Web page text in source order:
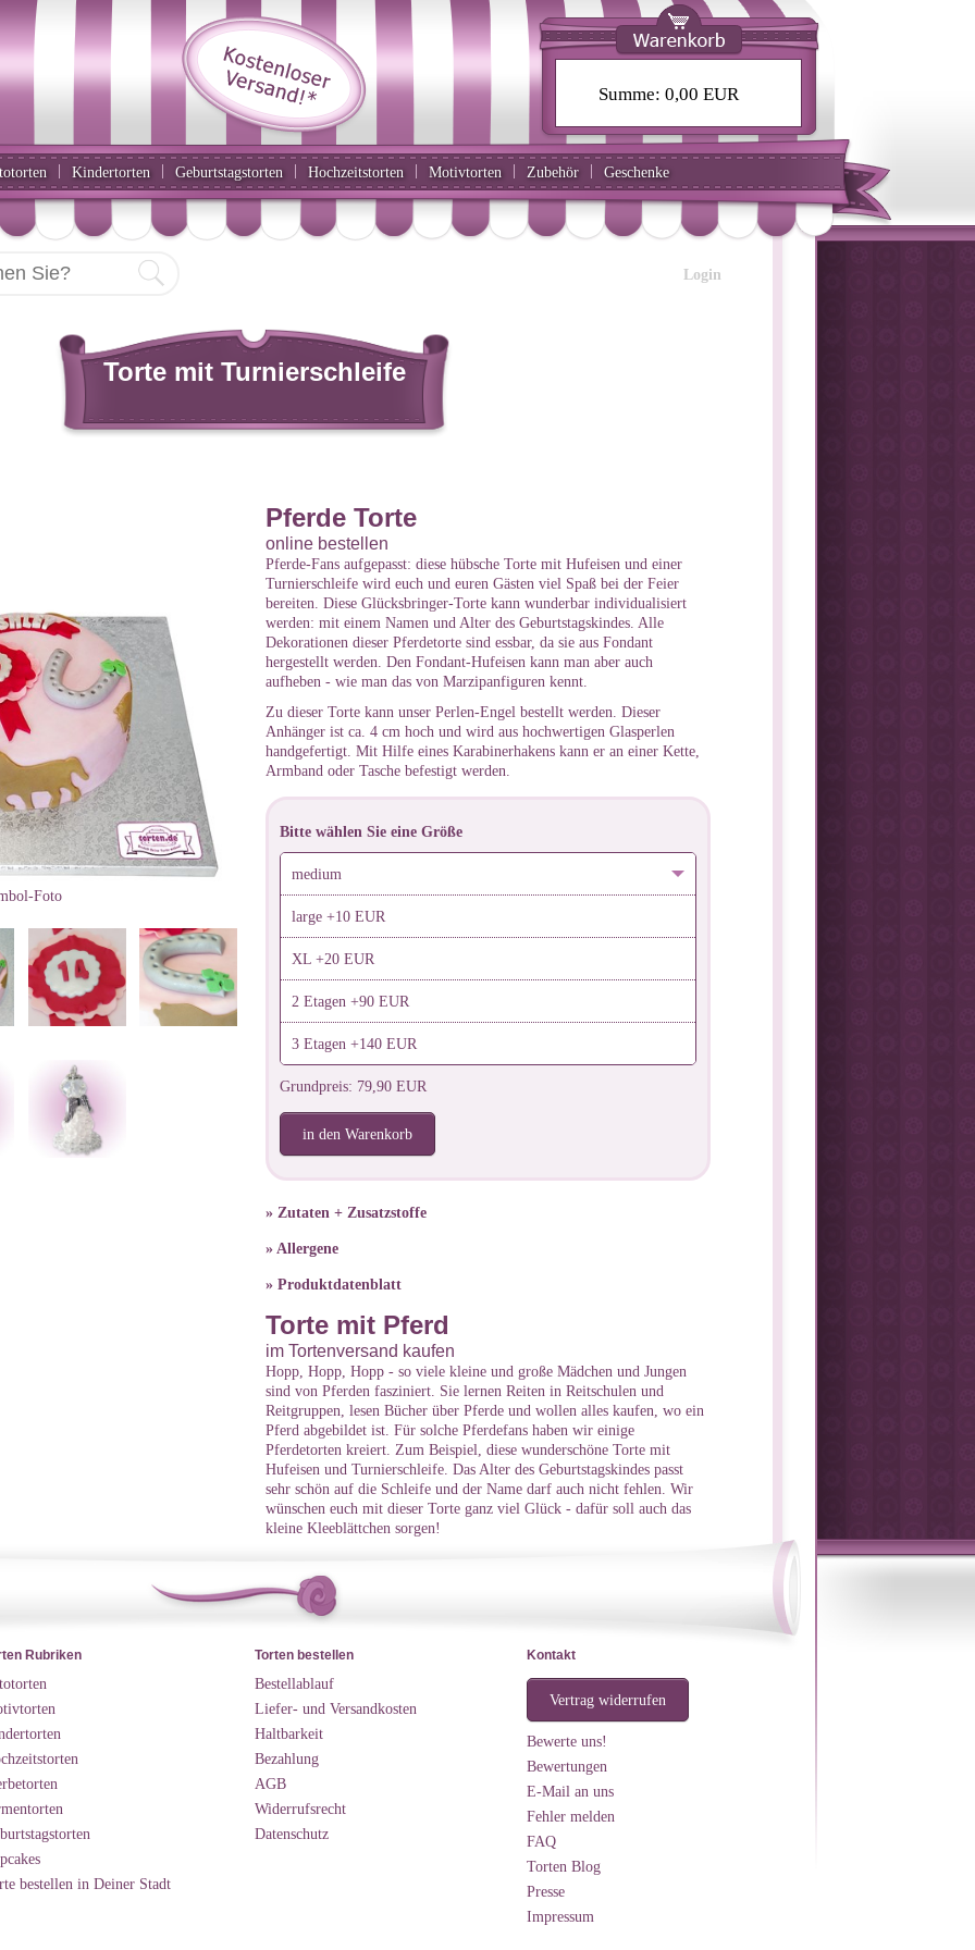
| Kindertorten | Geburtstagstorten | Hochzeitstorten | Motivtorten | Zubehör | Geschenke
Summe: 0,00 EUR
Login
Torte mit Turnierschleife
Foto
Pferde Torte
online bestellen
Pferde-Fans aufgepasst: diese hübsche Torte mit Hufeisen und einer
Turnierschleife wird euch und euren Gästen viel Spaß bei der Feier
bereiten. Diese Glücksbringer-Torte kann wunderbar individualisiert
werden: mit einem Namen und Alter des Geburtstagskindes. Alle
Dekorationen dieser Pferdetorte sind essbar, da sie aus Fondant
hergestellt werden. Den Fondant-Hufeisen kann man aber auch
aufheben - wie man das von Marzipanfiguren kennt.
Zu dieser Torte kann unser Perlen-Engel bestellt werden. Dieser
Anhänger ist ca. 4 cm hoch und wird aus hochwertigen Glasperlen
handgefertigt. Mit Hilfe eines Karabinerhakens kann er an einer Kette,
Armband oder Tasche befestigt werden.
Bitte wählen Sie eine Größe
medium
large +10 EUR
XL +20 EUR
2 Etagen +90 EUR
3 Etagen +140 EUR
Grundpreis: 79,90 EUR
in den Warenkorb
» Zutaten + Zusatzstoffe
» Allergene
» Produktdatenblatt
Torte mit Pferd
im Tortenversand kaufen
Hopp, Hopp, Hopp - so viele kleine und große Mädchen und Jungen
sind von Pferden fasziniert. Sie lernen Reiten in Reitschulen und
Reitgruppen, lesen Bücher über Pferde und wollen alles kaufen, wo ein
Pferd abgebildet ist. Für solche Pferdefans haben wir einige
Pferdetorten kreiert. Zum Beispiel, diese wunderschöne Torte mit
Hufeisen und Turnierschleife. Das Alter des Geburtstagskindes passt
sehr schön auf die Schleife und der Name darf auch nicht fehlen. Wir
wünschen euch mit dieser Torte ganz viel Glück - dafür soll auch das
kleine Kleeblättchen sorgen!
Rubriken
bestellen in Deiner Stadt
Torten bestellen
Bestellablauf
Liefer- und Versandkosten
Haltbarkeit
Bezahlung
AGB
Widerrufsrecht
Datenschutz
Kontakt
Vertrag widerrufen
Bewerte uns!
Bewertungen
E-Mail an uns
Fehler melden
FAQ
Torten Blog
Presse
Impressum